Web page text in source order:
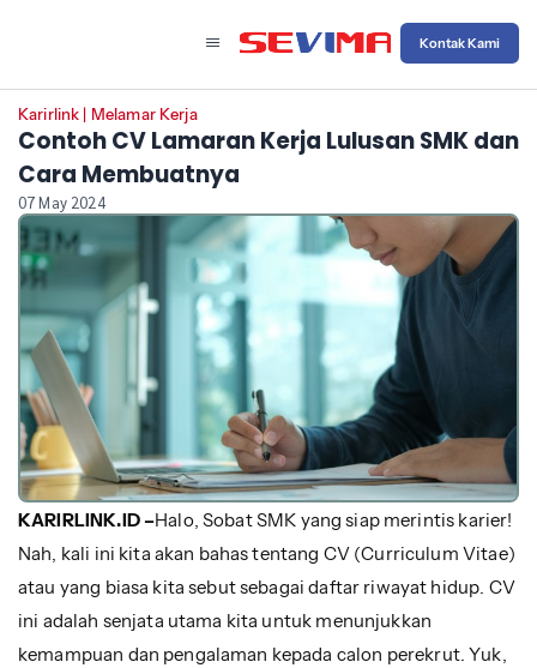
Kontak Kami
Karirlink | Melamar Kerja
Contoh CV Lamaran Kerja Lulusan SMK dan
Cara Membuatnya
07 May 2024
KARIRLINK.ID –Halo, Sobat SMK yang siap merintis karier!
Nah, kali ini kita akan bahas tentang CV (Curriculum Vitae)
atau yang biasa kita sebut sebagai daftar riwayat hidup. CV
ini adalah senjata utama kita untuk menunjukkan
kemampuan dan pengalaman kepada calon perekrut. Yuk,